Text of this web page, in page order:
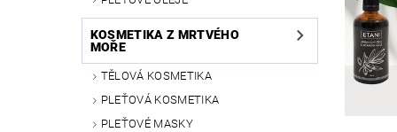
KOSMETIKA Z MRTVÉHO
MOŘE
TĚLOVÁ KOSMETIKA
PLEŤOVÁ KOSMETIKA
PLEŤOVÉ MASKY